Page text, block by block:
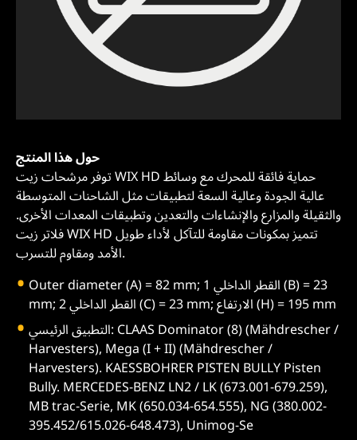
حول هذا المنتج
توفر مرشحات زيت WIX HD حماية فائقة للمحرك مع وسائط
عالية الجودة وعالية السعة لتطبيقات مثل الشاحنات المتوسطة
والثقيلة والمزارع والإنشاءات والتعدين وتطبيقات المعدات الأخرى.
فلاتر زيت WIX HD تتميز بمكونات مقاومة للتآكل لأداء طويل
الأمد ومقاوم للتسرب.
Outer diameter (A) = 82 mm; القطر الداخلي 1 (B) = 23
mm; القطر الداخلي 2 (C) = 23 mm; الارتفاع (H) = 195 mm
التطبيق الرئيسي: CLAAS Dominator (8) (Mähdrescher /
Harvesters), Mega (I + II) (Mähdrescher /
Harvesters). KAESSBOHRER PISTEN BULLY Pisten
Bully. MERCEDES-BENZ LN2 / LK (673.001-679.259),
MB trac-Serie, MK (650.034-654.555), NG (380.002-
395.452/615.026-648.473), Unimog-Se